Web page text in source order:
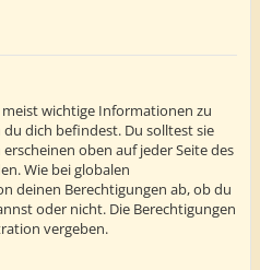
wichtige Informationen zu
dich befindest. Du solltest sie
oben auf jeder Seite des
Wie bei globalen
deinen Berechtigungen ab, ob du
oder nicht. Die Berechtigungen
vergeben.